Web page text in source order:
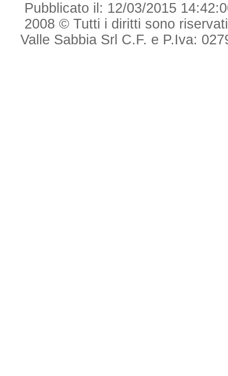
Pubblicato il: 12/03/2015
2008 © Tutti i diritti sono
Valle Sabbia Srl C.F. e P.Iva: